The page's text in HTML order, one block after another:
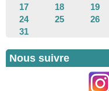
17
18 19
24
25 26
31
Nous suivre